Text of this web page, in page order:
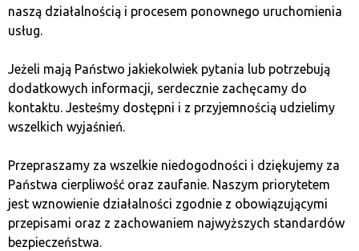
готовности к изменениям.
Диверсификация как
стратегия защиты капитала
Диверсификация — это стратегия, которая
распределяя капитал по различным активам.
Инвестируя одновременно в биткойн и эфириум, вы
можете получить стабильность биткойна и
потенциал роста эфириума. Такая диверсификация
naszą działalnością i procesem ponownego uruchomienia
usług.
Jeżeli mają Państwo jakiekolwiek pytania lub potrzebują
dodatkowych informacji, serdecznie zachęcamy do
kontaktu. Jesteśmy dostępni i z przyjemnością udzielimy
wszelkich wyjaśnień.
Przepraszamy za wszelkie niedogodności i dziękujemy za
Państwa cierpliwość oraz zaufanie. Naszym priorytetem
jest wznowienie działalności zgodnie z obowiązującymi
przepisami oraz z zachowaniem najwyższych standardów
bezpieczeństwa.